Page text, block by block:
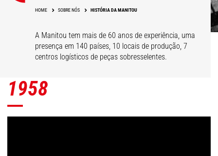
HOME SOBRE NÓS HISTÓRIA DA MANITOU
A Manitou tem mais de 60 anos de experiência, uma
presença em 140 países, 10 locais de produção, 7
centros logísticos de peças sobresselentes.
1958